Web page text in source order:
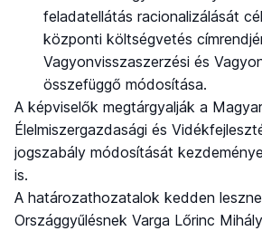
feladatellátás racionalizálását
központi költségvetés
Vagyonvisszaszerzési és
összefüggő módosítása.
A képviselők megtárgyalják a
Élelmiszergazdasági és
jogszabály módosítását
is.
A határozathozatalok kedden
Országgyűlésnek Varga Lőrinc